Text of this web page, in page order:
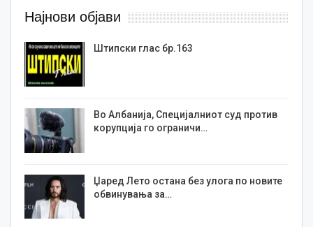
Најнови објави
Штипски глас бр.163
Во Албанија, Специјалниот суд против
корупција го ограничи…
Џаред Лето остана без улога по новите
обвинувања за…